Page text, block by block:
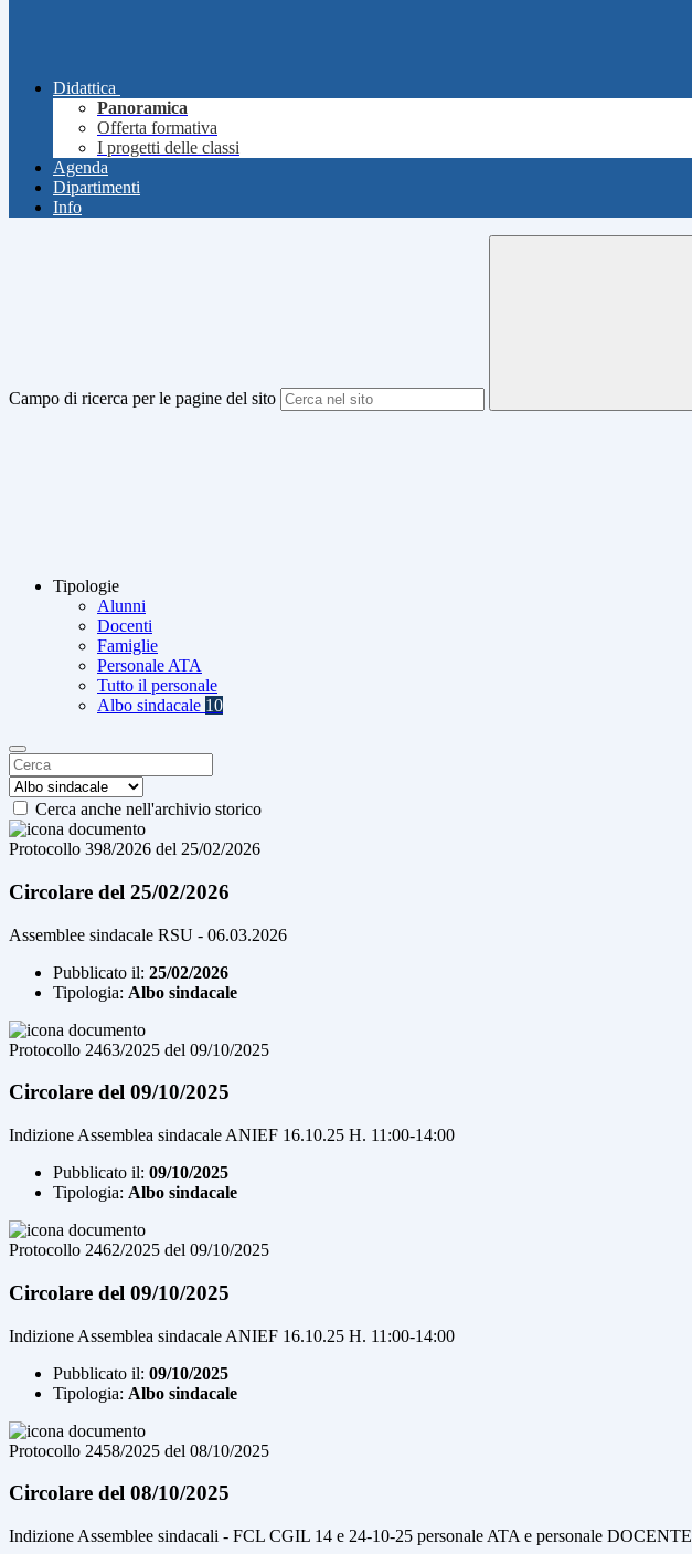
Didattica
Panoramica
Offerta formativa
I progetti delle classi
Agenda
Dipartimenti
Info
Campo di ricerca per le pagine del sito
Tipologie
Alunni
Docenti
Famiglie
Personale ATA
Tutto il personale
Albo sindacale 10
Cerca anche nell'archivio storico
Protocollo 398/2026 del 25/02/2026
Circolare del 25/02/2026
Assemblee sindacale RSU - 06.03.2026
Pubblicato il: 25/02/2026
Tipologia: Albo sindacale
Protocollo 2463/2025 del 09/10/2025
Circolare del 09/10/2025
Indizione Assemblea sindacale ANIEF 16.10.25 H. 11:00-14:00
Pubblicato il: 09/10/2025
Tipologia: Albo sindacale
Protocollo 2462/2025 del 09/10/2025
Circolare del 09/10/2025
Indizione Assemblea sindacale ANIEF 16.10.25 H. 11:00-14:00
Pubblicato il: 09/10/2025
Tipologia: Albo sindacale
Protocollo 2458/2025 del 08/10/2025
Circolare del 08/10/2025
Indizione Assemblee sindacali - FCL CGIL 14 e 24-10-25 personale ATA e personale DOCENTE